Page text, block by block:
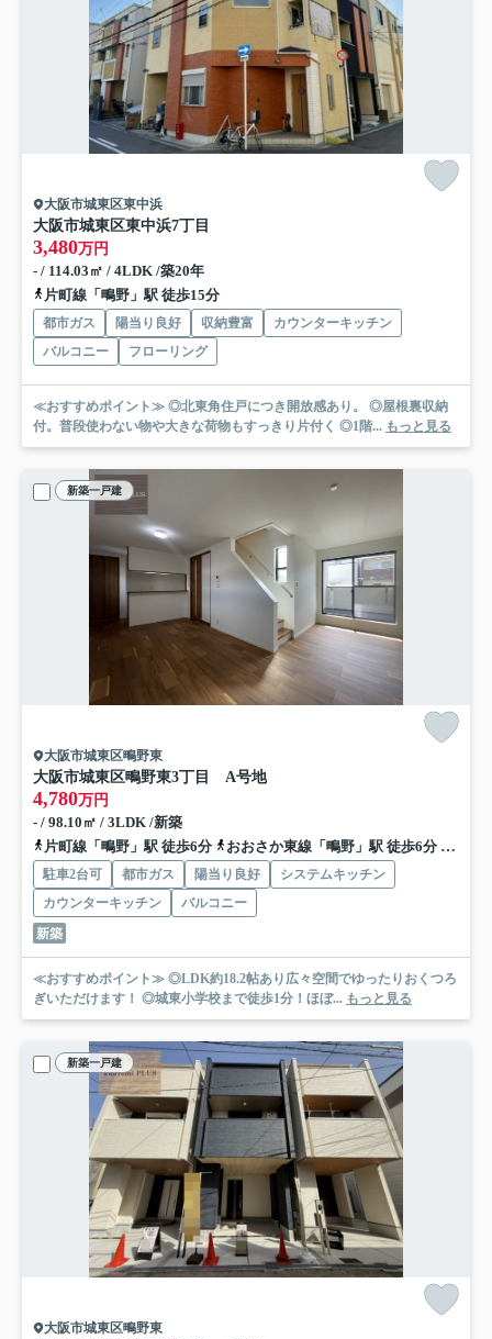
大阪市城東区東中浜
大阪市城東区東中浜7丁目
3,480万円
- / 114.03㎡ / 4LDK /築20年
片町線「鴫野」駅 徒歩15分
都市ガス 陽当り良好 収納豊富
カウンターキッチン
バルコニー
フローリング
≪おすすめポイント≫ ◎北東角住戸につき開放感あり。 ◎屋根裏収納
付。普段使わない物や大きな荷物もすっきり片付く ◎1階... もっと見る
新築一戸建
大阪市城東区鴫野東
大阪市城東区鴫野東3丁目 A号地
4,780万円
- / 98.10㎡ / 3LDK /新築
片町線「鴫野」駅 徒歩6分
おおさか東線「鴫野」駅 徒歩6分 地下
駐車2台可 都市ガス 陽当り良好
システムキッチン
カウンターキッチン
バルコニー
新築
≪おすすめポイント≫ ◎LDK約18.2帖あり広々空間でゆったりおくつろ
ぎいただけます！ ◎城東小学校まで徒歩1分！ほぼ... もっと見る
新築一戸建
大阪市城東区鴫野東